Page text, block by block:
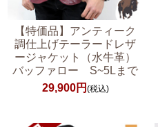
【特価品】アンティーク
調仕上げテーラードレザ
ージャケット（水牛革）
バッファロー S~5Lまで
29,900円 (税込)